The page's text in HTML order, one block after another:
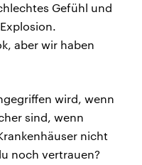
Gefühl und
aber wir haben
wird, wenn
sind, wenn
nicht
noch vertrauen?